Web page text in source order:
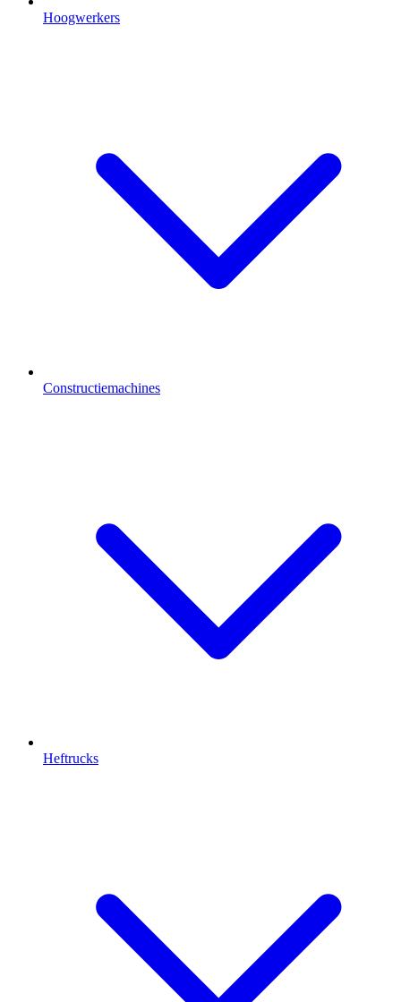
Hoogwerkers
Constructiemachines
Heftrucks